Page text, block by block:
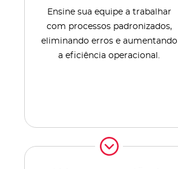
Ensine sua equipe a trabalhar
com processos padronizados,
eliminando erros e aumentando
a eficiência operacional.